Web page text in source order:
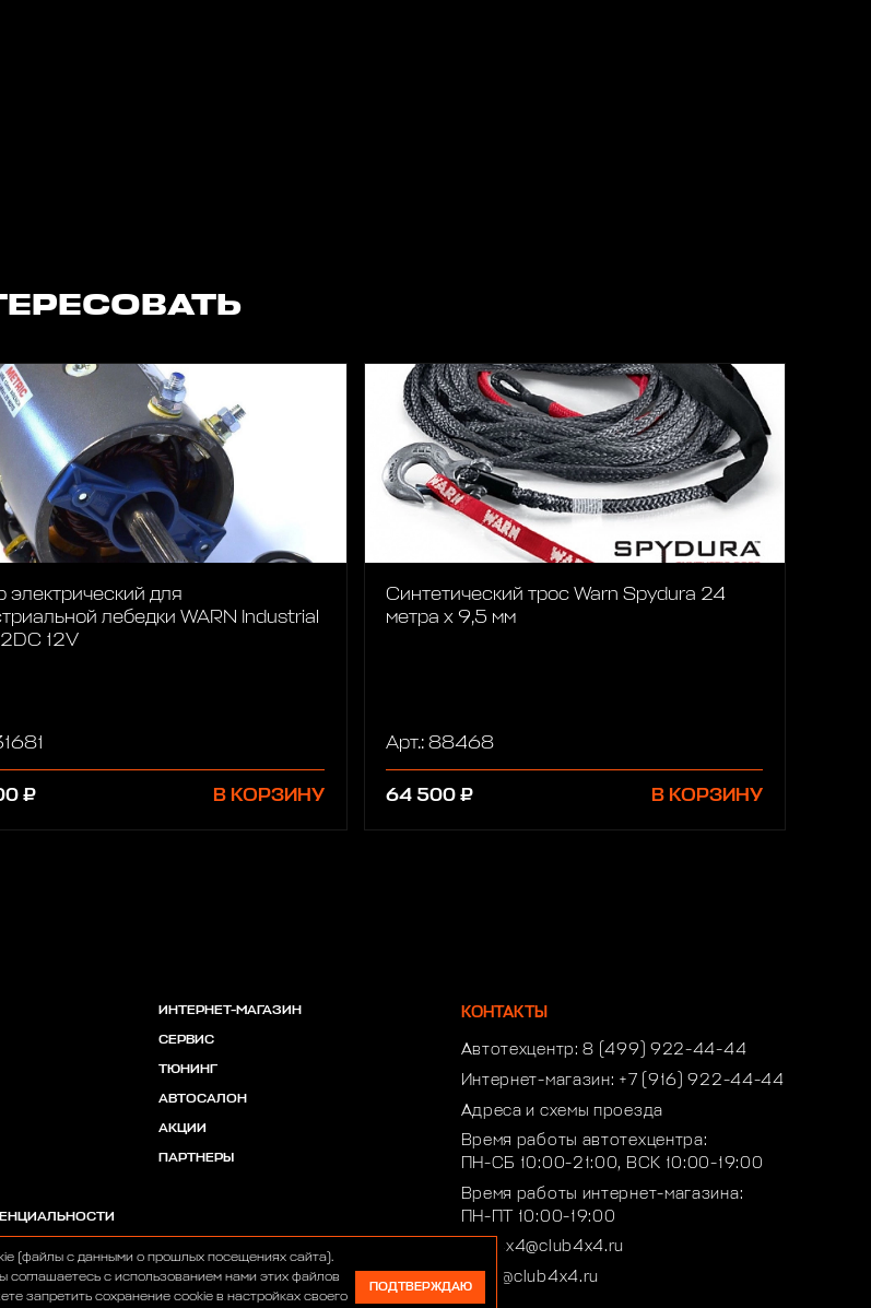
электрический для
лебедки WARN Industrial
9DC,12DC 12V
₽ В КОРЗИНУ
Синтетический трос Warn Spydura 24
метра х 9,5 мм
Арт.: 88468
64 500 ₽ В КОРЗИНУ
ИНТЕРНЕТ-МАГАЗИН
СЕРВИС
ТЮНИНГ
АВТОСАЛОН
АКЦИИ
ПАРТНЕРЫ
КОНТАКТЫ
Автотехцентр:8 (499) 922-44-44
Интернет-магазин: +7 (916) 922-44-44
Адреса и схемы проезда
Время работы автотехцентра:
ПН-СБ 10:00-21:00, ВСК 10:00-19:00
Время работы интернет-магазина:
ПН-ПТ 10:00-19:00
club4x4@club4x4.ru
shop@club4x4.ru
(файлы с данными о прошлых посещениях сайта).
соглашаетесь с использованием нами этих файлов
запретить сохранение cookie в настройках своего
ПОДТВЕРЖДАЮ